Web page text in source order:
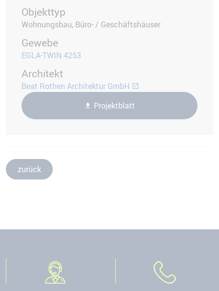
Objekttyp
Wohnungsbau, Büro- / Geschäftshäuser
Gewebe
EGLA-TWIN 4253
Architekt
Beat Rothen Architektur GmbH
Projektblatt
zurück